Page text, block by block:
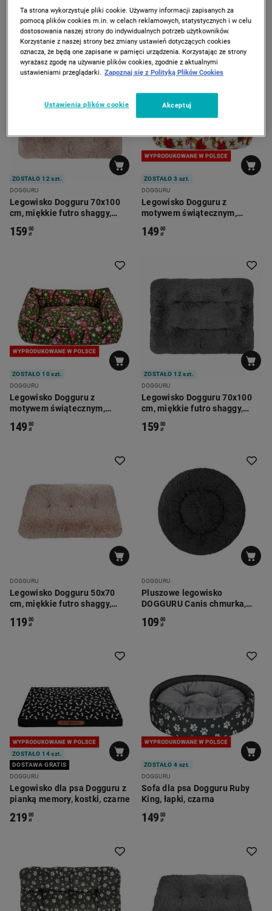
Pluszowe legowisko
DOGGURU Canis chmurka,
szare
10900
zł
Sofa dla psa Dogguru Ruby
King, kostki i łapki, czarna
149 00
zł
ZOSTAŁO 12 szt.
DOGGURU
Legowisko Dogguru 70x100
cm, miękkie futro shaggy,
159 00
zł
ZOSTAŁO 3 szt.
DOGGURU
Legowisko Dogguru z
motywem świątecznym,
149 00
zł
ZOSTAŁO 10 szt.
DOGGURU
Legowisko Dogguru z
motywem świątecznym,
149 00
zł
ZOSTAŁO 12 szt.
DOGGURU
Legowisko Dogguru 70x100
cm, miękkie futro shaggy,
159 00
zł
DOGGURU
Legowisko Dogguru 50x70
cm, miękkie futro shaggy,
119 00
zł
DOGGURU
Pluszowe legowisko
DOGGURU Canis chmurka,
109 00
zł
ZOSTAŁO 14 szt.
DOSTAWA GRATIS
DOGGURU
Legowisko dla psa Dogguru z
pianką memory, kostki, czarne
219 00
zł
ZOSTAŁO 4 szt.
DOGGURU
Sofa dla psa Dogguru Ruby
King, łapki, czarna
149 00
zł
Ta strona wykorzystuje pliki cookie. Używamy informacji zapisanych za
pomocą plików cookies m.in. w celach reklamowych, statystycznych i w celu
dostosowania naszej strony do indywidualnych potrzeb użytkowników.
Korzystanie z naszej strony bez zmiany ustawień dotyczących cookies
oznacza, że będą one zapisane w pamięci urządzenia. Korzystając ze strony
wyrażasz zgodę na używanie plików cookies, zgodnie z aktualnymi
ustawieniami przeglądarki. Zapoznaj się z Polityką Plików Cookies
Ustawienia plików cookie Akceptuj